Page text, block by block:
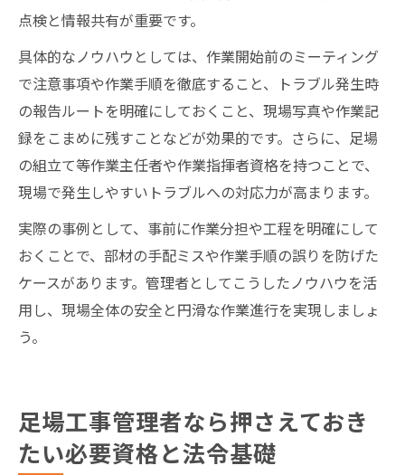
点検と情報共有が重要です。
具体的なノウハウとしては、作業開始前のミーティング
で注意事項や作業手順を徹底すること、トラブル発生時
の報告ルートを明確にしておくこと、現場写真や作業記
録をこまめに残すことなどが効果的です。さらに、足場
の組立て等作業主任者や作業指揮者資格を持つことで、
現場で発生しやすいトラブルへの対応力が高まります。
実際の事例として、事前に作業分担や工程を明確にして
おくことで、部材の手配ミスや作業手順の誤りを防げた
ケースがあります。管理者としてこうしたノウハウを活
用し、現場全体の安全と円滑な作業進行を実現しましょ
う。
足場工事管理者なら押さえておき
たい必要資格と法令基礎